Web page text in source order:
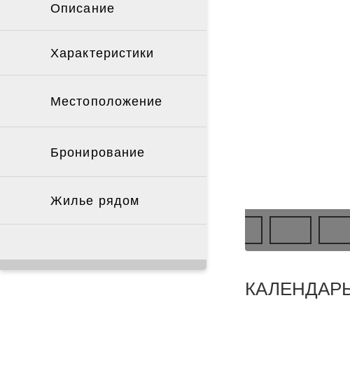
Описание
Характеристики
Местоположение
Бронирование
Жилье рядом